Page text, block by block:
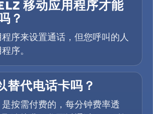
移动应用程序才能
？
序来设置通话，但您呼叫的人
序。
替代电话卡吗？
按需付费的，每分钟费率透